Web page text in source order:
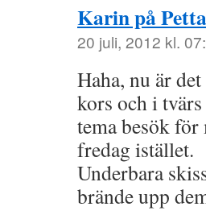
Karin på
20 juli, 2012 kl.
Haha, nu är
kors och i
tema besök
fredag istället.
Underbara
brände upp